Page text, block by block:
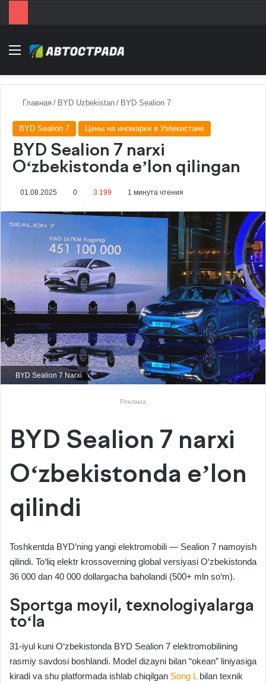
Menu
Главная / BYD Uzbekistan / BYD Sealion 7
BYD Sealion 7 Цены на иномарки в Узбекистане
BYD Sealion 7 narxi
Oʻzbekistonda eʼlon qilingan
01.08.2025 0 3 199 1 минута чтения
BYD Sealion 7 Narxi
Реклама
BYD Sealion 7 narxi
Oʻzbekistonda eʼlon
qilindi
Toshkentda BYD’ning yangi elektromobili — Sealion 7 namoyish
qilindi. To‘liq elektr krossoverning global versiyasi O‘zbekistonda
36 000 dan 40 000 dollargacha baholandi (500+ mln so‘m).
Sportga moyil, texnologiyalarga
to‘la
31-iyul kuni O‘zbekistonda BYD Sealion 7 elektromobilining
rasmiy savdosi boshlandi. Model dizayni bilan “okean” liniyasiga
kiradi va shu platformada ishlab chiqilgan Song Lbilan texnik